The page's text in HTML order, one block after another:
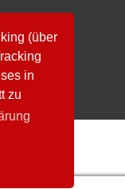
(über
in
zu